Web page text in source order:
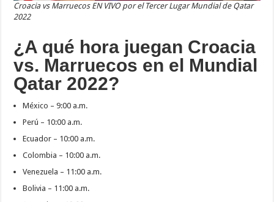
Croacia vs Marruecos EN VIVO por el Tercer Lugar Mundial de Qatar
2022
¿A qué hora juegan Croacia
vs. Marruecos en el Mundial
Qatar 2022?
México – 9:00 a.m.
Perú – 10:00 a.m.
Ecuador – 10:00 a.m.
Colombia – 10:00 a.m.
Venezuela – 11:00 a.m.
Bolivia – 11:00 a.m.